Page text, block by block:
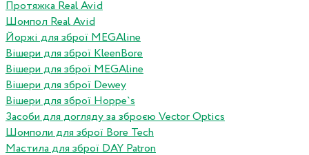
Протяжка Real Avid
Шомпол Real Avid
Йоржі для зброї MEGAline
Вішери для зброї KleenBore
Вішери для зброї MEGAline
Вішери для зброї Dewey
Вішери для зброї Hoppe`s
Засоби для догляду за зброєю Vector Optics
Шомполи для зброї Bore Tech
Мастила для зброї DAY Patron